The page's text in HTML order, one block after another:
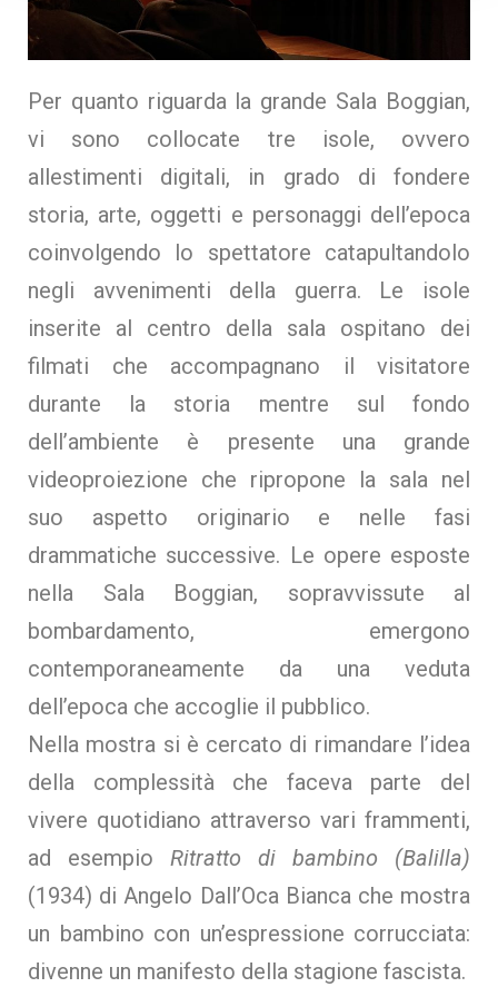
Per quanto riguarda la grande Sala Boggian,
vi sono collocate tre isole, ovvero
allestimenti digitali, in grado di fondere
storia, arte, oggetti e personaggi dell’epoca
coinvolgendo lo spettatore catapultandolo
negli avvenimenti della guerra. Le isole
inserite al centro della sala ospitano dei
filmati che accompagnano il visitatore
durante la storia mentre sul fondo
dell’ambiente è presente una grande
videoproiezione che ripropone la sala nel
suo aspetto originario e nelle fasi
drammatiche successive. Le opere esposte
nella Sala Boggian, sopravvissute al
bombardamento, emergono
contemporaneamente da una veduta
dell’epoca che accoglie il pubblico.
Nella mostra si è cercato di rimandare l’idea
della complessità che faceva parte del
vivere quotidiano attraverso vari frammenti,
ad esempio Ritratto di bambino (Balilla)
(1934) di Angelo Dall’Oca Bianca che mostra
un bambino con un’espressione corrucciata:
divenne un manifesto della stagione fascista.